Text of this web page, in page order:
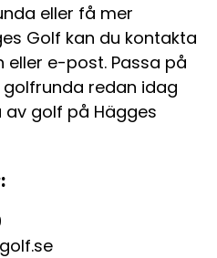
eller få mer
Golf kan du kontakta
e-post. Passa på
redan idag
golf på Hägges